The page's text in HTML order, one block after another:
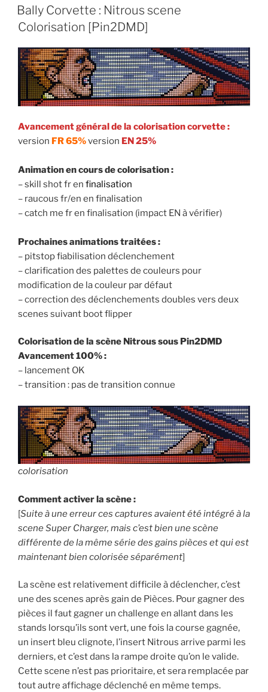
Pin2DMD
colorisation
disponible »
LE
Bally Corvette : Nitrous scene
Colorisation [Pin2DMD]
Avancement général de la colorisation corvette :
version FR 65%version EN 25%
Animation en cours de colorisation :
– skill shot fr en finalisation
– raucous fr/en en finalisation
– catch me fr en finalisation (impact EN à vérifier)
Prochaines animations traitées :
– pitstop fiabilisation déclenchement
– clarification des palettes de couleurs pour
modification de la couleur par défaut
– correction des déclenchements doubles vers deux
scenes suivant boot flipper
Colorisation de la scène Nitrous sous Pin2DMD
Avancement 100% :
– lancement OK
– transition : pas de transition connue
colorisation
Comment activer la scène :
[Suite à une erreur ces captures avaient été intégré à la
scene Super Charger, mais c’est bien une scène
différente de la même série des gains pièces et qui est
maintenant bien colorisée séparément]
La scène est relativement difficile à déclencher, c’est
une des scenes après gain de Pièces. Pour gagner des
pièces il faut gagner un challenge en allant dans les
stands lorsqu’ils sont vert, une fois la course gagnée,
un insert bleu clignote, l’insert Nitrous arrive parmi les
derniers, et c’est dans la rampe droite qu’on le valide.
Cette scene n’est pas prioritaire, et sera remplacée par
tout autre affichage déclenché en même temps.